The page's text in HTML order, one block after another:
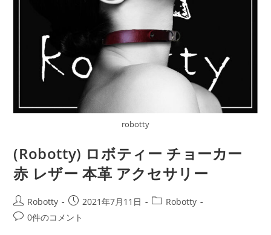
robotty
(Robotty) ロボティー チョーカー
赤 レザー 本革 アクセサリー
投
稿
Robotty
投
稿
2021年7月11日
投 Robotty
投 0件のコメント